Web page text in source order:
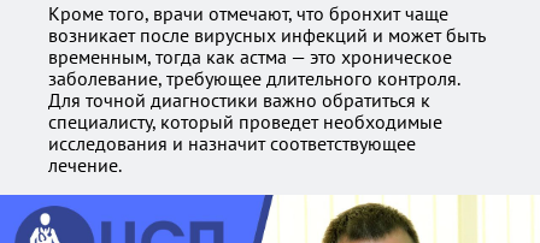
Кроме того, врачи отмечают, что бронхит чаще
возникает после вирусных инфекций и может быть
временным, тогда как астма — это хроническое
заболевание, требующее длительного контроля.
Для точной диагностики важно обратиться к
специалисту, который проведет необходимые
исследования и назначит соответствующее
лечение.